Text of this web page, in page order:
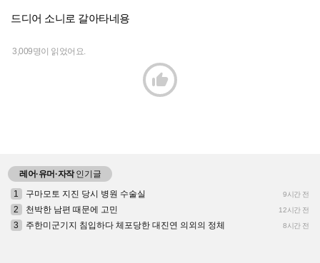
드디어 소니로 갈아타네용
3,009명이 읽었어요.

레어·유머·자작인기글
1
구마모토 지진 당시 병원 수술실 9시간 전
2 천박한 남편 때문에 고민 12시간 전
3 주한미군기지 침입하다 체포당한 대진연 의외의 정체 8시간 전